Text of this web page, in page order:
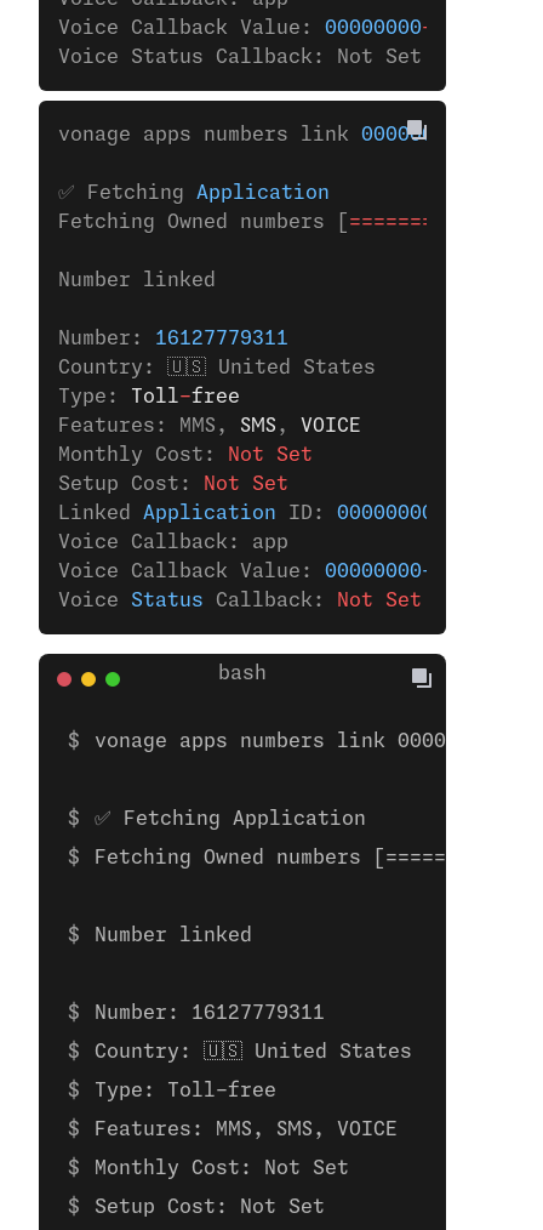
Voice Callback Value: 00000000-
Voice Status Callback: Not Set
vonage apps numbers link 00000000-0000-
✅ Fetching Application
Fetching Owned numbers [
Number linked
Number: 16127779311
Country: 🇺🇸 United States
Type: Toll-free
Features: MMS,
SMS ,
VOICE
Monthly Cost:
Not Set
Setup Cost:
Not Set
Linked Application ID: 00000000-0000-
Voice Callback: app
Voice Callback Value: 00000000-0000-
Voice Status Callback: Not Set
vonage apps numbers link 00000000-
✅ Fetching Application
Fetching Owned numbers
Number linked
Number: 16127779311
Country: 🇺🇸 United States
Type: Toll-free
Features: MMS, SMS, VOICE
Monthly Cost: Not Set
Setup Cost: Not Set